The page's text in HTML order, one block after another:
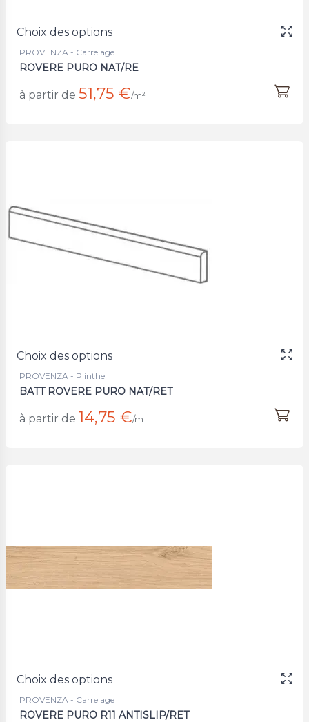
Choix des options
PROVENZA - Carrelage
ROVERE PURO NAT/RE
à partir de 51,75 €/m²
Choix des options
PROVENZA - Plinthe
BATT ROVERE PURO NAT/RET
à partir de 14,75 €/m
Choix des options
PROVENZA - Carrelage
ROVERE PURO R11 ANTISLIP/RET